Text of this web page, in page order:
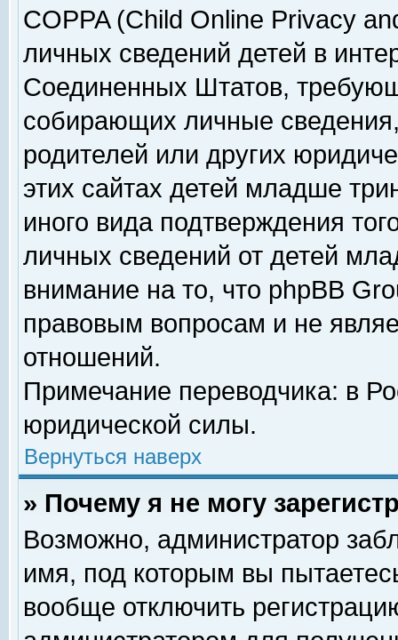
COPPA (Child Online Privacy
личных сведений детей в
Соединенных Штатов,
собирающих личные
родителей или других
этих сайтах детей младше
иного вида подтверждения
личных сведений от детей
внимание на то, что phpBB
правовым вопросам и не
отношений.
Примечание переводчика: в
юридической силы.
Вернуться наверх
» Почему я не могу
Возможно, администратор
имя, под которым вы
вообще отключить